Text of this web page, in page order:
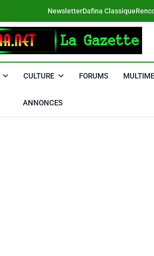
NewsletterDafina Classique
CULTURE FORUMS
ANNONCES